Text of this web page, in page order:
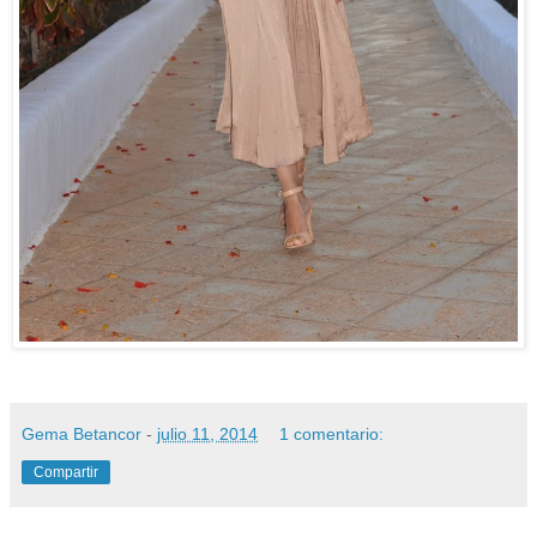
Gema Betancor - julio 11, 2014 1 comentario:
Compartir